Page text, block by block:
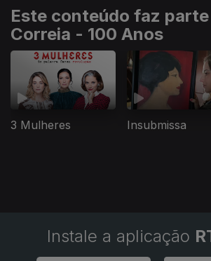
Este conteúdo faz
Correia - 100 Anos
3 Mulheres Insubmissa
Instale a aplicação